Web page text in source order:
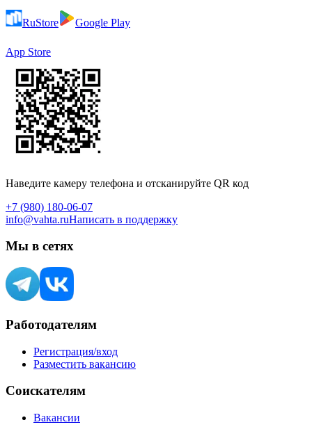
RuStore Google Play
App Store
Наведите камеру телефона и отсканируйте QR код
+7 (980) 180-06-07
info@vahta.ruНаписать в поддержку
Мы в сетях
Работодателям
Регистрация/вход
Разместить вакансию
Соискателям
Вакансии